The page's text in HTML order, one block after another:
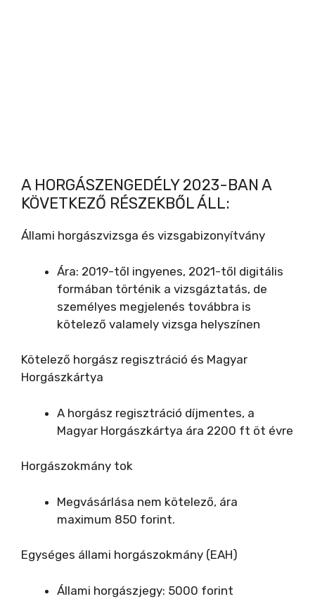
A HORGÁSZENGEDÉLY 2023-BAN A
KÖVETKEZŐ RÉSZEKBŐL ÁLL:
Állami horgászvizsga és vizsgabizonyítvány
Ára: 2019-től ingyenes, 2021-től digitális
formában történik a vizsgáztatás, de
személyes megjelenés továbbra is
kötelező valamely vizsga helyszínen
Kötelező horgász regisztráció és Magyar
Horgászkártya
A horgász regisztráció díjmentes, a
Magyar Horgászkártya ára 2200 ft öt évre
Horgászokmány tok
Megvásárlása nem kötelező, ára
maximum 850 forint.
Egységes állami horgászokmány (EAH)
Állami horgászjegy: 5000 forint